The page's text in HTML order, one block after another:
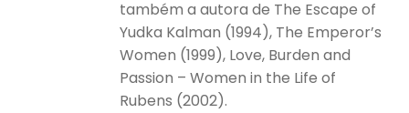
também a autora de The Escape of
Yudka Kalman (1994), The Emperor’s
Women (1999), Love, Burden and
Passion – Women in the Life of
Rubens (2002).